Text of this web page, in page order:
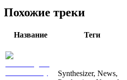
Похожие треки
Название Теги
Synthesizer, News,